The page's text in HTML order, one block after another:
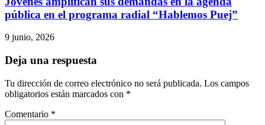
pública en el programa radial “Hablemos Puej”
9 junio, 2026
Deja una respuesta
Tu dirección de correo electrónico no será publicada. Los campos
obligatorios están marcados con *
Comentario *